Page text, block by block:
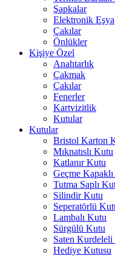
Şapkalar
Elektronik Eşya
Çakılar
Önlükler
Kişiye Özel
Anahtarlık
Çakmak
Çakılar
Fenerler
Kartvizitlik
Kutular
Kutular
Bristol Karton
Mıknatıslı Kutu
Katlanır Kutu
Geçme
Tutma Saplı
Silindir Kutu
Seperatörlü
Lambalı Kutu
Sürgülü Kutu
Saten
Hediye Kutusu